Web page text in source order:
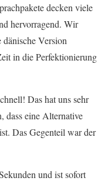
decken viele
hervorragend. Wir
Version
in die Perfektionierung
Das hat uns sehr
dass eine Alternative
Das Gegenteil war der
und ist sofort